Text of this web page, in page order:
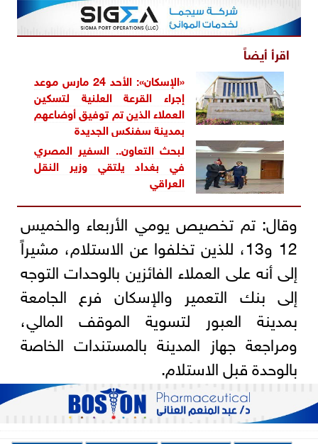
اقرأ أيضاً
«الإسكان»: الأحد 24 مارس موعد
إجراء القرعة العلنية لتسكين
العملاء الذين تم توفيق أوضاعهم
بمدينة سفنكس الجديدة
لبحث التعاون.. السفير المصري
في بغداد يلتقي وزير النقل
العراقي
وقال: تم تخصيص يومي الأربعاء والخميس
12 و13، للذين تخلفوا عن الاستلام، مشيراً
إلى أنه على العملاء الفائزين بالوحدات التوجه
إلى بنك التعمير والإسكان فرع الجامعة
بمدينة العبور لتسوية الموقف المالي،
ومراجعة جهاز المدينة بالمستندات الخاصة
بالوحدة قبل الاستلام.